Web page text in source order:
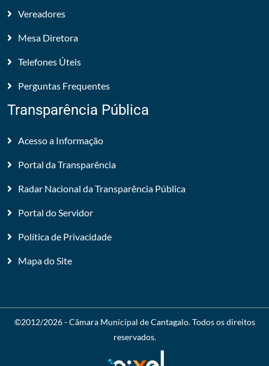
Vereadores
Mesa Diretora
Telefones Úteis
Perguntas Frequentes
Transparência Pública
Acesso a Informação
Portal da Transparência
Radar Nacional da Transparência Pública
Portal do Servidor
Política de Privacidade
Mapa do Site
©2012/2026 -Câmara Municipal de Cantagalo. Todos os direitos
reservados.